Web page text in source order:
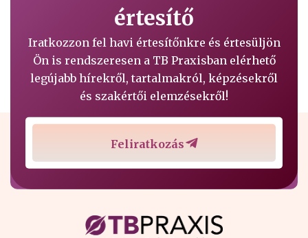
értesítő
Iratkozzon fel havi értesítőnkre és értesüljön
Ön is rendszeresen a TB Praxisban elérhető
legújabb hírekről, tartalmakról, képzésekről
és szakértői elemzésekről!
Feliratkozás